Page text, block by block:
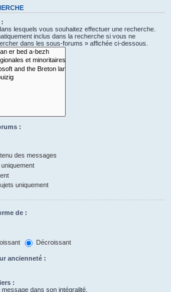
:
lesquels vous souhaitez effectuer une recherche.
inclus dans la recherche si vous ne
dans les sous-forums » affichée ci-dessous.
:
des messages
uniquement
de :
Décroissant
ancienneté :
:
dans son intégralité.